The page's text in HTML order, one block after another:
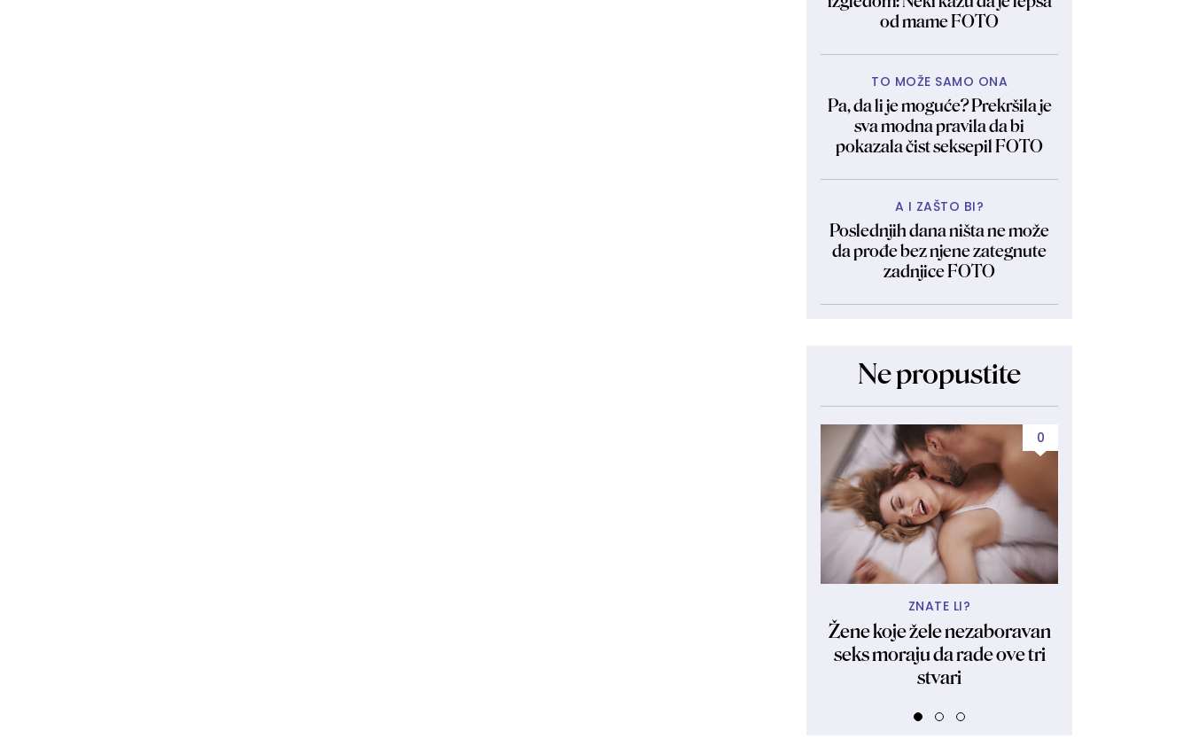
od mame FOTO
TO MOŽE SAMO ONA
Pa, da li je moguće? Prekršila je
sva modna pravila da bi
pokazala čist seksepil FOTO
A I ZAŠTO BI?
Poslednjih dana ništa ne može
da prođe bez njene zategnute
zadnjice FOTO
Ne propustite
0
ZNATE LI?
Žene koje žele nezaboravan
seks moraju da rade ove tri
stvari